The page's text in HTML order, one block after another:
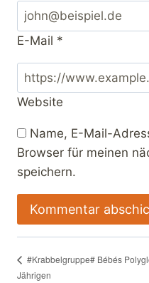
E-Mail *
Website
Name, E-Mail-
Browser für meinen
speichern.
#Krabbelgruppe# Bébés
Jährigen